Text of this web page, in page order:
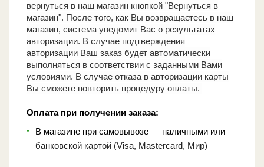
вернуться в наш магазин кнопкой "Вернуться в
магазин". После того, как Вы возвращаетесь в наш
магазин, система уведомит Вас о результатах
авторизации. В случае подтверждения
авторизации Ваш заказ будет автоматически
выполняться в соответствии с заданными Вами
условиями. В случае отказа в авторизации карты
Вы сможете повторить процедуру оплаты.
Оплата при получении заказа:
В магазине при самовывозе — наличными или
банковской картой (Visa, Mastercard, Мир)